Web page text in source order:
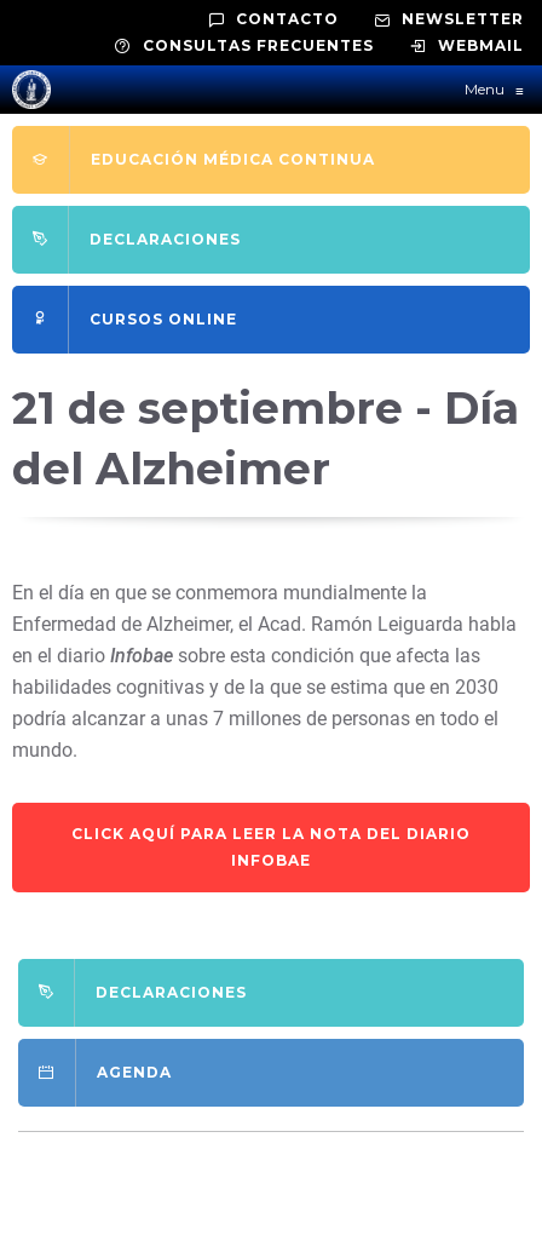
CONTACTO
NEWSLETTER
CONSULTAS FRECUENTES
WEBMAIL
Menu≡
EDUCACIÓN MÉDICA CONTINUA
DECLARACIONES
CURSOS ONLINE
21 de septiembre - Día
del Alzheimer
En el día en que se conmemora mundialmente la
Enfermedad de Alzheimer, el Acad. Ramón Leiguarda habla
en el diario Infobae sobre esta condición que afecta las
habilidades cognitivas y de la que se estima que en 2030
podría alcanzar a unas 7 millones de personas en todo el
mundo.
CLICK AQUÍ PARA LEER LA NOTA DEL DIARIO
INFOBAE
DECLARACIONES
AGENDA